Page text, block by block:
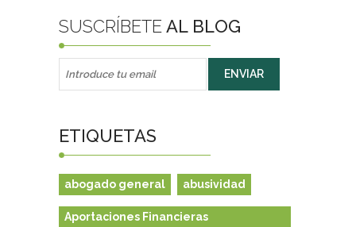
SUSCRÍBETE AL BLOG
ETIQUETAS
abogado general abusividad
Aportaciones Financieras